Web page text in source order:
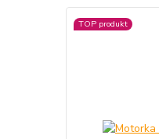
TOP produkt